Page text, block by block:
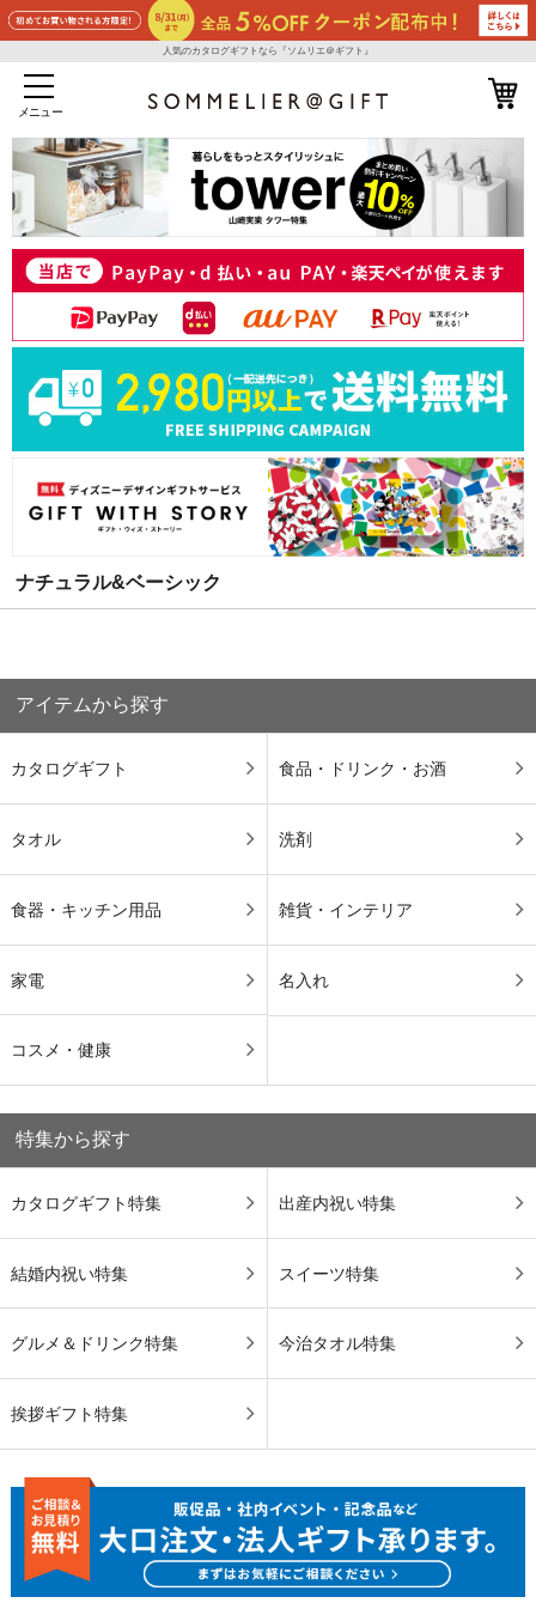
人気のカタログギフトなら『ソムリエ＠ギフト』
メニュー
ナチュラル&ベーシック
アイテムから探す
カタログギフト 食品・ドリンク・お酒
タオル 洗剤
食器・キッチン用品 雑貨・インテリア
家電 名入れ
コスメ・健康
特集から探す
カタログギフト特集 出産内祝い特集
結婚内祝い特集 スイーツ特集
グルメ＆ドリンク特集 今治タオル特集
挨拶ギフト特集